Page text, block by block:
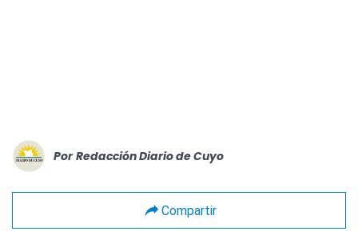
Por Redacción Diario de Cuyo
Compartir